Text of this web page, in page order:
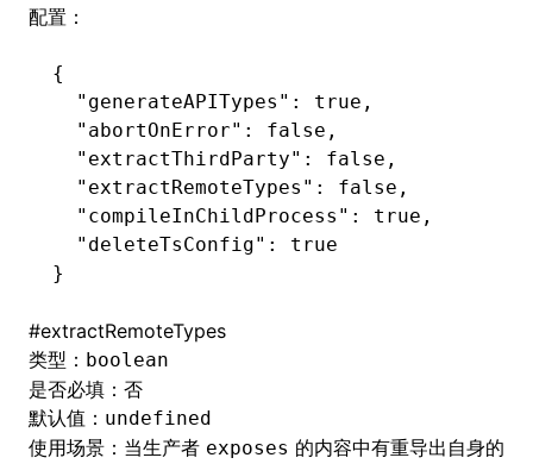
配置：
{
  "generateAPITypes"
: true ,
  "abortOnError"
: false ,
  "extractThirdParty"
: false ,
  "extractRemoteTypes"
: false ,
  "compileInChildProcess"
: true ,
  "deleteTsConfig"
:
true
}
#extractRemoteTypes
类型： boolean
是否必填：否
默认值： undefined
使用场景：当生产者 exposes 的内容中有重导出自身的